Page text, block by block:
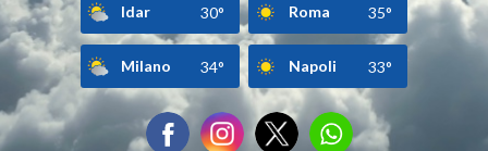
Idar 30° Roma 35°
Milano 34° Napoli 33°